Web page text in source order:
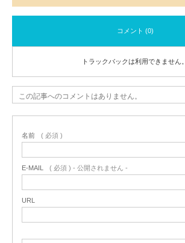
コメント (0)
トラックバックは利用できません。
この記事へのコメントはありません。
名前 ( 必須 )
E-MAIL ( 必須 ) - 公開されません -
URL